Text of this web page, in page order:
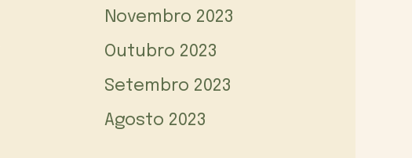
Novembro 2023
Outubro 2023
Setembro 2023
Agosto 2023